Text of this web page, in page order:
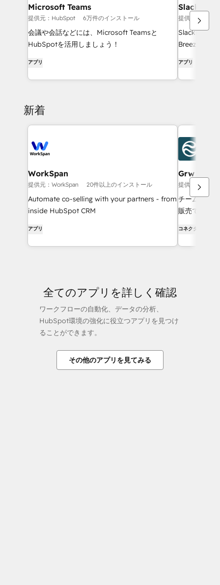
Microsoft Teams
提供元：HubSpot 6万件のインストール
会議や会話などには、Microsoft Teamsと
HubSpotを活用しましょう！
アプリ
Slack
提供元：
Slackにいな
Breezeによ
が可能です。
アプリ
新着
WorkSpan
提供元：WorkSpan 20件以上のインストール
Automate co-selling with your partners - from
inside HubSpot CRM
アプリ
Grw
提供元：Grw
チーム全員
販売できる
コネクタ
全てのアプリを詳しく確認
ワークフローの自動化、データの分析、
HubSpot環境の強化に役立つアプリを見つけ
ることができます。
その他のアプリを見てみる